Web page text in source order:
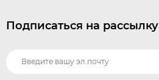
Подписаться на рассылку